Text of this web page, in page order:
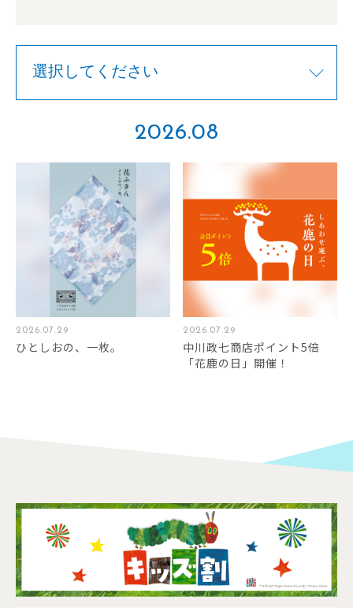
2026.08
2026.07.29
ひとしおの、一枚。
2026.07.29
中川政七商店ポイント5倍
「花鹿の日」開催！